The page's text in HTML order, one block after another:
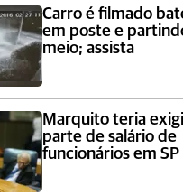
Carro é filmado
em poste e
meio; assista
Marquito teria
parte de salário de
funcionários em SP